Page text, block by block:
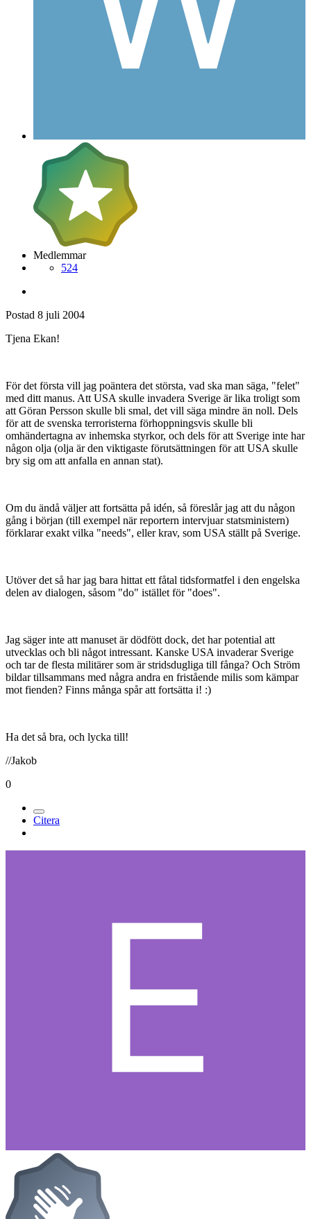
Medlemmar
524
Postad 8 juli 2004
Tjena Ekan!
För det första vill jag poäntera det största, vad ska man säga, "felet"
med ditt manus. Att USA skulle invadera Sverige är lika troligt som
att Göran Persson skulle bli smal, det vill säga mindre än noll. Dels
för att de svenska terroristerna förhoppningsvis skulle bli
omhändertagna av inhemska styrkor, och dels för att Sverige inte har
någon olja (olja är den viktigaste förutsättningen för att USA skulle
bry sig om att anfalla en annan stat).
Om du ändå väljer att fortsätta på idén, så föreslår jag att du någon
gång i början (till exempel när reportern intervjuar statsministern)
förklarar exakt vilka "needs", eller krav, som USA ställt på Sverige.
Utöver det så har jag bara hittat ett fåtal tidsformatfel i den engelska
delen av dialogen, såsom "do" istället för "does".
Jag säger inte att manuset är dödfött dock, det har potential att
utvecklas och bli något intressant. Kanske USA invaderar Sverige
och tar de flesta militärer som är stridsdugliga till fånga? Och Ström
bildar tillsammans med några andra en fristående milis som kämpar
mot fienden? Finns många spår att fortsätta i! :)
Ha det så bra, och lycka till!
//Jakob
0
Citera